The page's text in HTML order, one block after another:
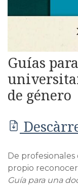
Guías
de género
PDF
De
propio
Guía para una